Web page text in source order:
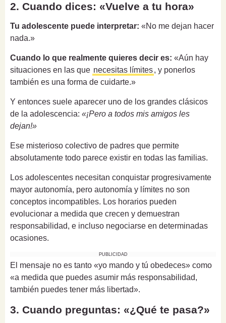
2. Cuando dices: «Vuelve a tu hora»
Tu adolescente puede interpretar: «No me dejan hacer
nada.»
Cuando lo que realmente quieres decir es: «Aún hay
situaciones en las que necesitas límites, y ponerlos
también es una forma de cuidarte.»
Y entonces suele aparecer uno de los grandes clásicos
de la adolescencia: «¡Pero a todos mis amigos les
dejan!»
Ese misterioso colectivo de padres que permite
absolutamente todo parece existir en todas las familias.
Los adolescentes necesitan conquistar progresivamente
mayor autonomía, pero autonomía y límites no son
conceptos incompatibles. Los horarios pueden
evolucionar a medida que crecen y demuestran
responsabilidad, e incluso negociarse en determinadas
ocasiones.
PUBLICIDAD
El mensaje no es tanto «yo mando y tú obedeces» como
«a medida que puedes asumir más responsabilidad,
también puedes tener más libertad».
3. Cuando preguntas: «¿Qué te pasa?»